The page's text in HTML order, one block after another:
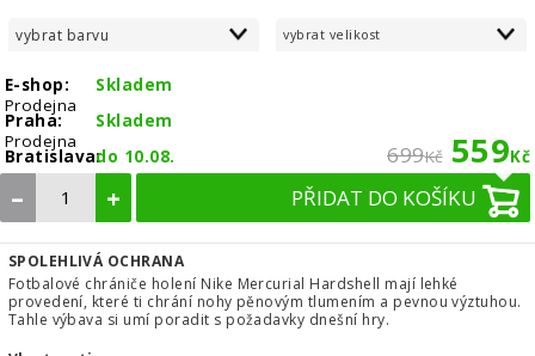
vybrat barvu vybrat velikost
E-shop:
Skladem
Prodejna
Praha:
Skladem
Prodejna
Bratislava:do 10.08. 699Kč 559Kč
– + PŘIDAT DO KOŠÍKU
SPOLEHLIVÁ OCHRANA
Fotbalové chrániče holení Nike Mercurial Hardshell mají lehké
provedení, které ti chrání nohy pěnovým tlumením a pevnou výztuhou.
Tahle výbava si umí poradit s požadavky dnešní hry.